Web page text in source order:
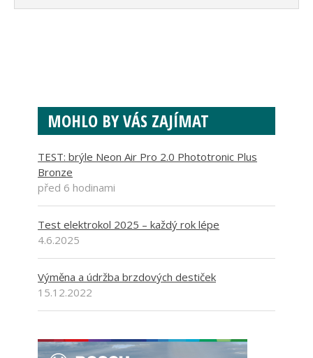
MOHLO BY VÁS ZAJÍMAT
TEST: brýle Neon Air Pro 2.0 Phototronic Plus
Bronze
před 6 hodinami
Test elektrokol 2025 – každý rok lépe
4.6.2025
Výměna a údržba brzdových destiček
15.12.2022